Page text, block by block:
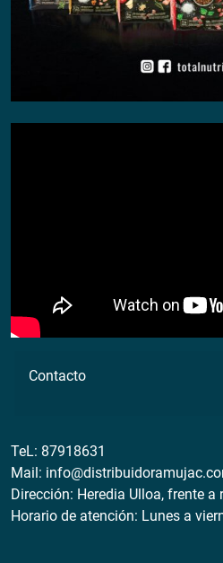
Contacto
TeL: 87918631
Mail:
Dirección: Heredia Ulloa, frente
Horario de atención: Lunes a